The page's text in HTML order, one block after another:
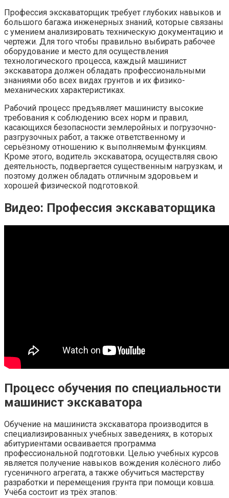
Профессия экскаваторщик требует глубоких навыков и
большого багажа инженерных знаний, которые связаны
с умением анализировать техническую документацию и
чертежи. Для того чтобы правильно выбирать рабочее
оборудование и место для осуществления
технологического процесса, каждый машинист
экскаватора должен обладать профессиональными
знаниями обо всех видах грунтов и их физико-
механических характеристиках.
Рабочий процесс предъявляет машинисту высокие
требования к соблюдению всех норм и правил,
касающихся безопасности землеройных и погрузочно-
разгрузочных работ, а также ответственному и
серьёзному отношению к выполняемым функциям.
Кроме этого, водитель экскаватора, осуществляя свою
деятельность, подвергается существенным нагрузкам, и
поэтому должен обладать отличным здоровьем и
хорошей физической подготовкой.
Видео: Профессия экскаваторщика
Процесс обучения по специальности
машинист экскаватора
Обучение на машиниста экскаватора производится в
специализированных учебных заведениях, в которых
абитуриентами осваивается программа
профессиональной подготовки. Целью учебных курсов
является получение навыков вождения колёсного либо
гусеничного агрегата, а также обучиться мастерству
разработки и перемещения грунта при помощи ковша.
Учёба состоит из трёх этапов: